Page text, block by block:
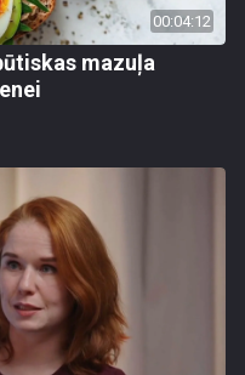
00:04:12
mazuļa